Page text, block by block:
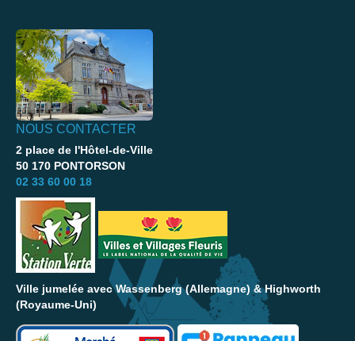
NOUS CONTACTER
2 place de l'Hôtel-de-Ville
50 170 PONTORSON
02 33 60 00 18
Ville jumelée avec Wassenberg (Allemagne) & Highworth
(Royaume-Uni)